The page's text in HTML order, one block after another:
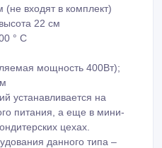
входят в комплект)
22 см
° C
мощность 400Вт);
устанавливается на
питания, а еще в мини-
цехах.
данного типа –